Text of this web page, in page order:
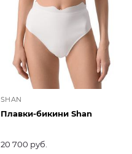
SHAN
Плавки-бикини Shan
20 700 руб.